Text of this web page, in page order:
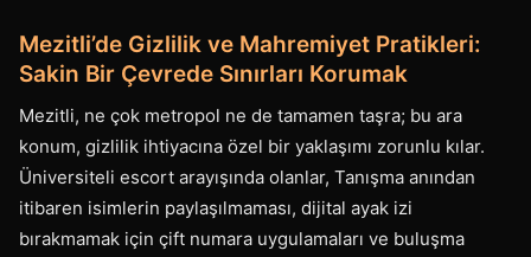
Mezitli’de Gizlilik ve Mahremiyet Pratikleri:
Sakin Bir Çevrede Sınırları Korumak
Mezitli, ne çok metropol ne de tamamen taşra; bu ara
konum, gizlilik ihtiyacına özel bir yaklaşımı zorunlu kılar.
Üniversiteli escort arayışında olanlar, Tanışma anından
itibaren isimlerin paylaşılmaması, dijital ayak izi
bırakmamak için çift numara uygulamaları ve buluşma